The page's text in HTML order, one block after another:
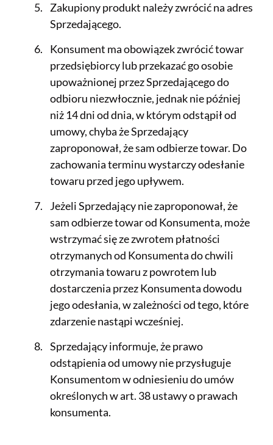
Zakupiony produkt należy zwrócić na adres
Sprzedającego.
Konsument ma obowiązek zwrócić towar
przedsiębiorcy lub przekazać go osobie
upoważnionej przez Sprzedającego do
odbioru niezwłocznie, jednak nie później
niż 14 dni od dnia, w którym odstąpił od
umowy, chyba że Sprzedający
zaproponował, że sam odbierze towar. Do
zachowania terminu wystarczy odesłanie
towaru przed jego upływem.
Jeżeli Sprzedający nie zaproponował, że
sam odbierze towar od Konsumenta, może
wstrzymać się ze zwrotem płatności
otrzymanych od Konsumenta do chwili
otrzymania towaru z powrotem lub
dostarczenia przez Konsumenta dowodu
jego odesłania, w zależności od tego, które
zdarzenie nastąpi wcześniej.
Sprzedający informuje, że prawo
odstąpienia od umowy nie przysługuje
Konsumentom w odniesieniu do umów
określonych w art. 38 ustawy o prawach
konsumenta.